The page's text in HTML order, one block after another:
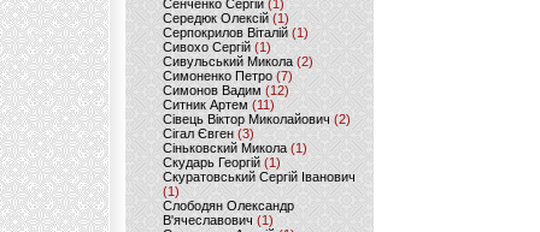
Сенченко Сергій(1)
Середюк Олексій(1)
Серпокрилов Віталій(1)
Сивохо Сергій(1)
Сивульський Микола(2)
Симоненко Петро(7)
Симонов Вадим (12)
Ситник Артем(11)
Сівець Віктор Миколайович(2)
Сігал Євген (3)
Сіньковский Микола(1)
Скударь Георгій (1)
Скуратовський Сергій Іванович
(1)
Слободян Олександр
В'ячеславович(1)